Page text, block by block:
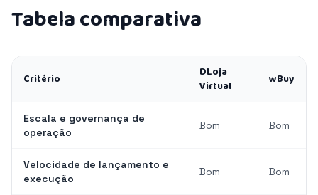
Tabela comparativa
Critério
DLoja
Virtual
wBuy
Escala e governança de
operação
Bom Bom
Velocidade de lançamento e
execução
Bom Bom